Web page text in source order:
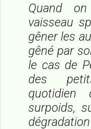
Quand
vaisseau
gêner les
gêné par
le cas de
des
surpoids,